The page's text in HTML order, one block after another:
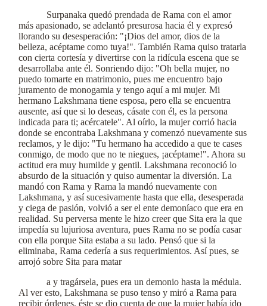
Surpanaka quedó prendada de Rama con el amor
más apasionado, se adelantó presurosa hacia él y expresó
llorando su desesperación: "¡Dios del amor, dios de la
belleza, acéptame como tuya!". También Rama quiso tratarla
con cierta cortesía y divertirse con la ridícula escena que se
desarrollaba ante él. Sonriendo dijo: "Oh bella mujer, no
puedo tomarte en matrimonio, pues me encuentro bajo
juramento de monogamia y tengo aquí a mi mujer. Mi
hermano Lakshmana tiene esposa, pero ella se encuentra
ausente, así que si lo deseas, cásate con él, es la persona
indicada para ti; acércatele". Al oírlo, la mujer corrió hacia
donde se encontraba Lakshmana y comenzó nuevamente sus
reclamos, y le dijo: "Tu hermano ha accedido a que te cases
conmigo, de modo que no te niegues, ¡acéptame!". Ahora su
actitud era muy humilde y gentil. Lakshmana reconoció lo
absurdo de la situación y quiso aumentar la diversión. La
mandó con Rama y Rama la mandó nuevamente con
Lakshmana, y así sucesivamente hasta que ella, desesperada
y ciega de pasión, volvió a ser el ente demoníaco que era en
realidad. Su perversa mente le hizo creer que Sita era la que
impedía su lujuriosa aventura, pues Rama no se podía casar
con ella porque Sita estaba a su lado. Pensó que si la
eliminaba, Rama cedería a sus requerimientos. Así pues, se
arrojó sobre Sita para matar
a y tragársela, pues era un demonio hasta la médula.
Al ver esto, Lakshmana se puso tenso y miró a Rama para
recibir órdenes, éste se dio cuenta de que la mujer había ido